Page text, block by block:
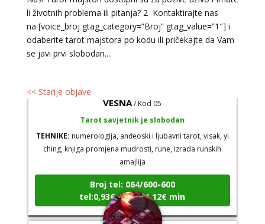
li životnih problema ili pitanja? 2 Kontaktirajte nas
na [voice_broj gtag_category=”Broj” gtag_value=”1″] i
odaberite tarot majstora po kodu ili pričekajte da Vam
se javi prvi slobodan....
<< Starije objave
Broj tel: 064/600-600
tel:0,93€ - mob:1,12€ min
VESNA / Kod 05
Tarot savjetnik je slobodan
TEHNIKE:
numerologija, anđeoski i ljubavni tarot, visak, yi
ching, knjiga promjena mudrosti, rune, izrada runskih
amajlija
Broj tel: 064/600-600
tel:0,93€ - mob:1,12€ min